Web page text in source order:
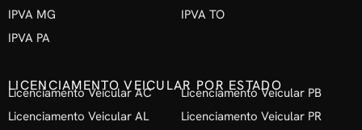
IPVA MG
IPVA PA
IPVA TO
LICENCIAMENTO VEICULAR POR ESTADO
Licenciamento Veicular AC
Licenciamento Veicular AL
Licenciamento Veicular PB
Licenciamento Veicular PR